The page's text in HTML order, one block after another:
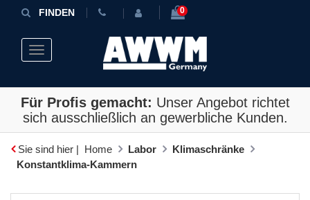
FINDEN 0
Toggle navigation
Für Profis gemacht: Unser Angebot richtet
sich ausschließlich an gewerbliche Kunden.
Sie sind hier | Home Labor
Klimaschränke
Konstantklima-Kammern